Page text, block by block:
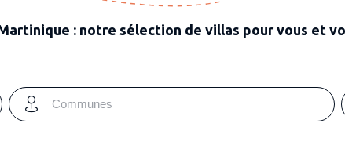
: notre sélection de villas pour vous et